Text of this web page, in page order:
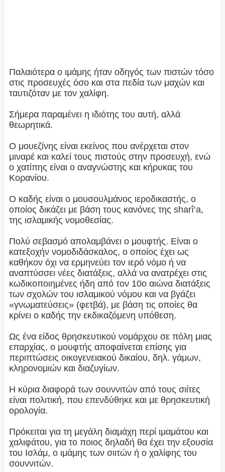
Παλαιότερα ο ιμάμης ήταν οδηγός των πιστών τόσο
στις προσευχές όσο και στα πεδία των μαχών και
ταυτιζόταν με τον χαλίφη.
Σήμερα παραμένει η ιδιότης του αυτή, αλλά
θεωρητικά.
Ο μουεζίνης είναι εκείνος που ανέρχεται στον
μιναρέ και καλεί τους πιστούς στην προσευχή, ενώ
ο χατίπης είναι ο αναγνώστης και κήρυκας του
Κορανίου.
Ο καδής είναι ο μουσουλμάνος ιεροδικαστής, ο
οποίος δικάζει με βάση τους κανόνες της sharî‘a,
της ισλαμικής νομοθεσίας.
Πολύ σεβασμό απολαμβάνει ο μουφτής. Είναι ο
κατεξοχήν νομοδιδάσκαλος, ο οποίος έχει ως
καθήκον όχι να ερμηνεύει τον ιερό νόμο ή να
αναπτύσσει νέες διατάξεις, αλλά να ανατρέχει στις
κωδικοποιημένες ήδη από τον 10ο αιώνα διατάξεις
των σχολών του ισλαμικού νόμου και να βγάζει
«γνωματεύσεις» (φετβά), με βάση τις οποίες θα
κρίνει ο καδής την εκδικαζόμενη υπόθεση.
Ως ένα είδος θρησκευτικού νομάρχου σε πόλη μιας
επαρχίας, ο μουφτής αποφαίνεται επίσης για
περιπτώσεις οικογενειακού δικαίου, δηλ. γάμων,
κληρονομιών και διαζυγίων.
Η κύρια διαφορά των σουννιτών από τους σιίτες
είναι πολιτική, που επενδύθηκε και με θρησκευτική
ορολογία.
Πρόκειται για τη μεγάλη διαμάχη περί ιμαμάτου και
χαλιφάτου, για το ποιος δηλαδή θα έχει την εξουσία
του Ισλάμ, ο ιμάμης των σιιτών ή ο χαλίφης του
σουννιτών.